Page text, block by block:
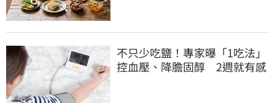
不只少吃鹽！專家曝「1吃法」
控血壓、降膽固醇 2週就有感